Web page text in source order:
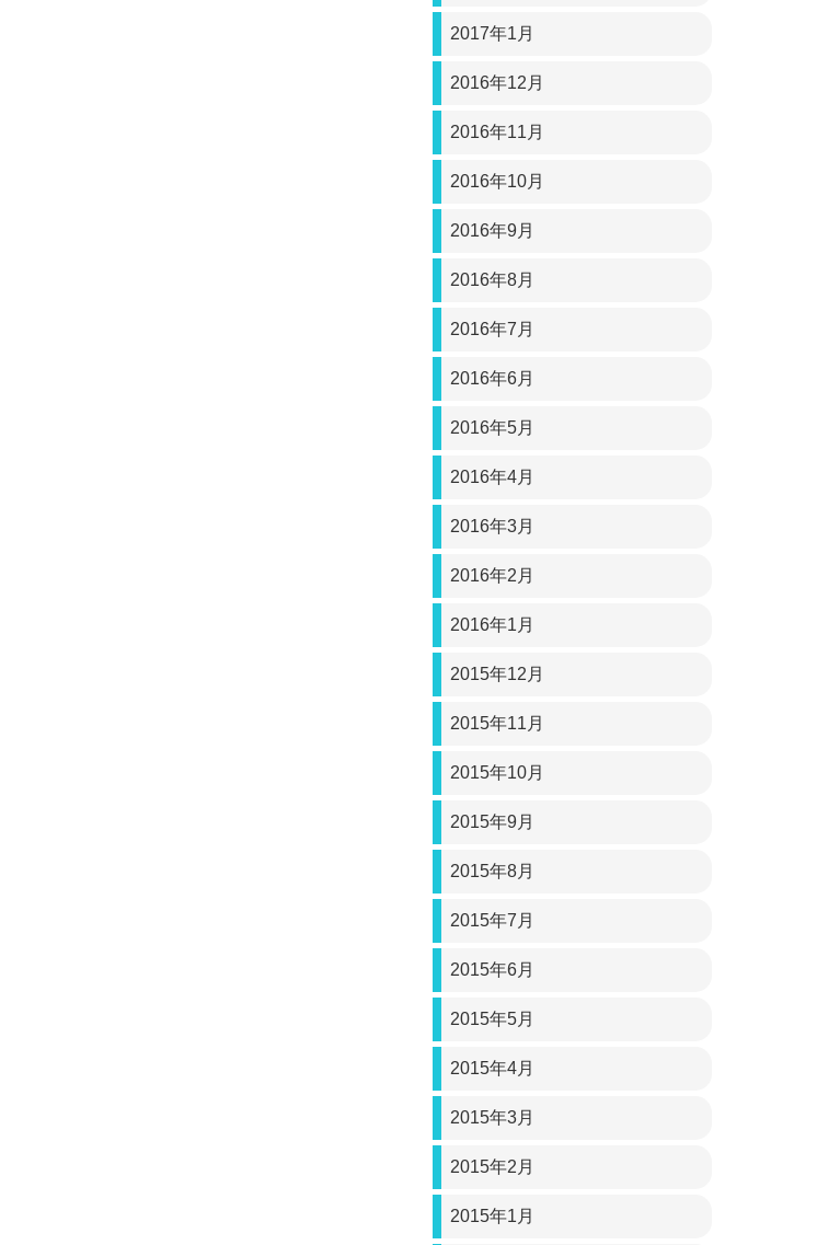
2017年1月
2016年12月
2016年11月
2016年10月
2016年9月
2016年8月
2016年7月
2016年6月
2016年5月
2016年4月
2016年3月
2016年2月
2016年1月
2015年12月
2015年11月
2015年10月
2015年9月
2015年8月
2015年7月
2015年6月
2015年5月
2015年4月
2015年3月
2015年2月
2015年1月